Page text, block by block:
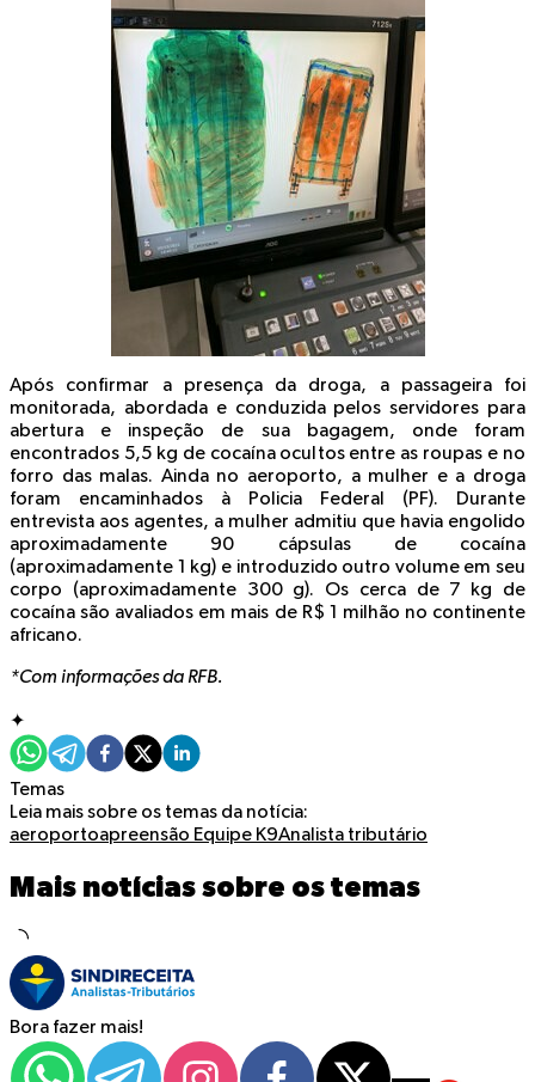
Após confirmar a presença da droga, a passageira foi
monitorada, abordada e conduzida pelos servidores para
abertura e inspeção de sua bagagem, onde foram
encontrados 5,5 kg de cocaína ocultos entre as roupas e no
forro das malas. Ainda no aeroporto, a mulher e a droga
foram encaminhados à Policia Federal (PF). Durante
entrevista aos agentes, a mulher admitiu que havia engolido
aproximadamente 90 cápsulas de cocaína
(aproximadamente 1 kg) e introduzido outro volume em seu
corpo (aproximadamente 300 g). Os cerca de 7 kg de
cocaína são avaliados em mais de R$ 1 milhão no continente
africano.
*Com informações da RFB.
✦
Temas
Leia mais sobre os temas da notícia:
aeroportoapreensão Equipe K9Analista tributário
Mais notícias sobre os temas
Bora fazer mais!